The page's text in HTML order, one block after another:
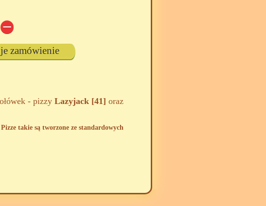
zamówienie
- pizzy Lazyjack [41] oraz
takie są tworzone ze standardowych